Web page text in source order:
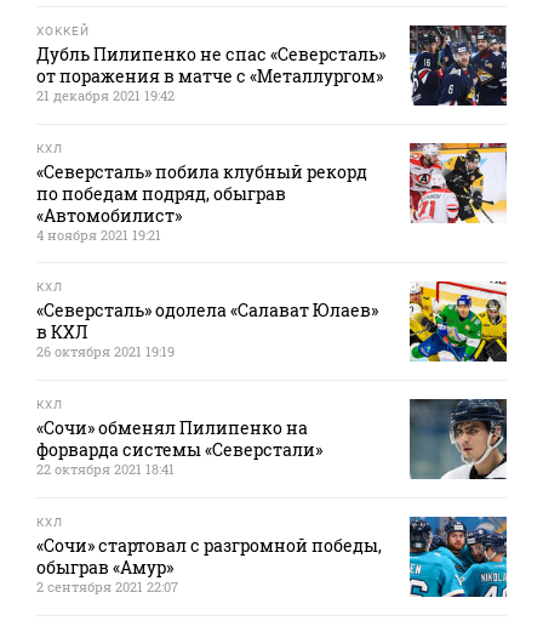
ХОККЕЙ
Дубль Пилипенко не спас «Северсталь»
от поражения в матче с «Металлургом»
21 декабря 2021 19:42
КХЛ
«Северсталь» побила клубный рекорд
по победам подряд, обыграв
«Автомобилист»
4 ноября 2021 19:21
КХЛ
«Северсталь» одолела «Салават Юлаев»
в КХЛ
26 октября 2021 19:19
КХЛ
«Сочи» обменял Пилипенко на
форварда системы «Северстали»
22 октября 2021 18:41
КХЛ
«Сочи» стартовал с разгромной победы,
обыграв «Амур»
2 сентября 2021 22:07